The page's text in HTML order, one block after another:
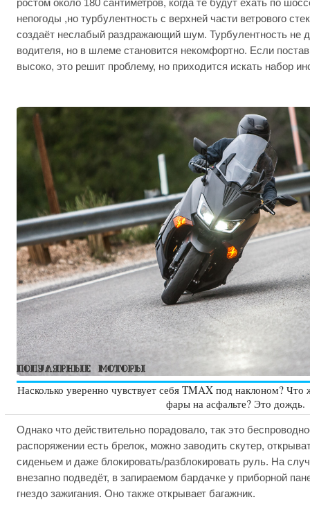
ростом около 180 сантиметров, когда те будут ехать по
непогоды ,но турбулентность с верхней части ветрового
создаёт неслабый раздражающий шум. Турбулентность не
водителя, но в шлеме становится некомфортно. Если
высоко, это решит проблему, но приходится искать набор
Насколько уверенно чувствует себя TMAX под наклоном? Что
фары на асфальте? Это дождь.
Однако что действительно порадовало, так это
распоряжении есть брелок, можно заводить скутер,
сиденьем и даже блокировать/разблокировать руль. На
внезапно подведёт, в запираемом бардачке у приборной
гнездо зажигания. Оно также открывает багажник.